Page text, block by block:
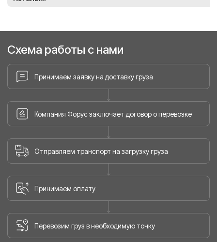
Схема работы с нами
Принимаем заявку на доставку груза
Компания Форус заключает договор о перевозке
Отправляем транспорт на загрузку груза
Принимаем оплату
Перевозим груз в необходимую точку